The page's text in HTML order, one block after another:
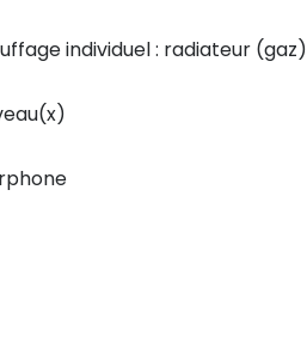
individuel : radiateur (gaz)